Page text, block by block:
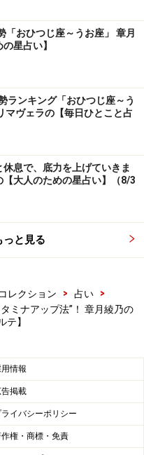
「おひつじ座～うお座」 章月
星占い】
ランキング「おひつじ座～う
マヴェラの【毎日ひとこと占
息で、底力を上げていきま
【大人のための星占い】（8/3
っと見る
レクション > 占い
>
ミナアップ法”！ 章月綾乃の
テ】
情報
告掲載
ライバシーポリシー
権・商標・免責